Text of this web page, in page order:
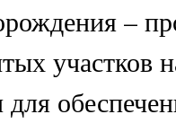
–
участков